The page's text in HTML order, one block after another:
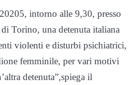
intorno alle 9,30, presso
Torino, una detenuta italiana
violenti e disturbi psichiatrici,
femminile, per vari motivi
detenuta”,spiega il